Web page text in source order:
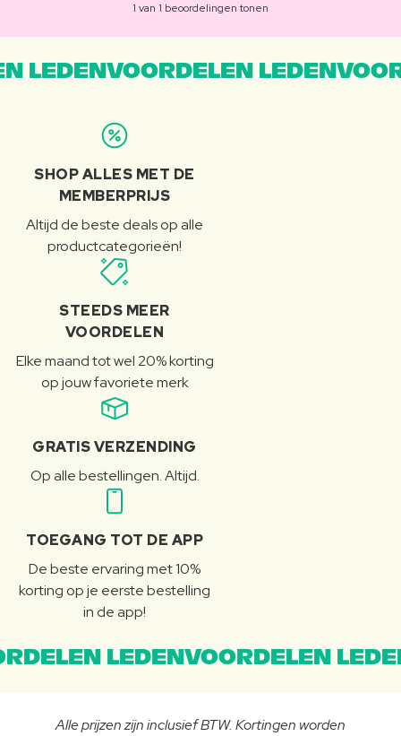
1 van 1 beoordelingen tonen
LEDENVOORDELEN
SHOP ALLES MET DE
MEMBERPRIJS
Altijd de beste deals op alle
productcategorieën!
STEEDS MEER
VOORDELEN
Elke maand tot wel 20% korting
op jouw favoriete merk
GRATIS VERZENDING
Op alle bestellingen. Altijd.
TOEGANG TOT DE APP
De beste ervaring met 10%
korting op je eerste bestelling
in de app!
LEDENVOORDELEN
Alle prijzen zijn inclusief BTW. Kortingen worden